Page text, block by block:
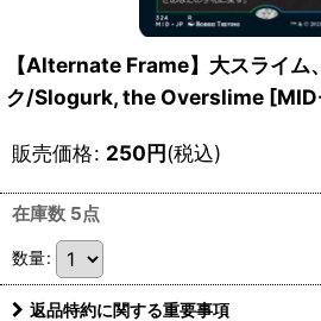
【Alternate Frame】大スライム
ク/Slogurk, the Overslime
販売価格: 250円(税込)
在庫数 5点
数量:
返品特約に関する重要事項